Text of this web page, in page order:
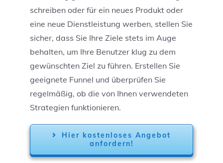
schreiben oder für ein neues Produkt oder
eine neue Dienstleistung werben, stellen Sie
sicher, dass Sie Ihre Ziele stets im Auge
behalten, um Ihre Benutzer klug zu dem
gewünschten Ziel zu führen. Erstellen Sie
geeignete Funnel und überprüfen Sie
regelmäßig, ob die von Ihnen verwendeten
Strategien funktionieren.
Hier kostenloses Angebot
anfordern!